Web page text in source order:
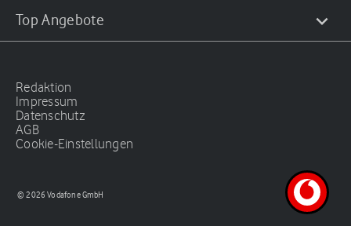
Top Angebote
Redaktion
Impressum
Datenschutz
AGB
Cookie-Einstellungen
© 2026 Vodafone GmbH